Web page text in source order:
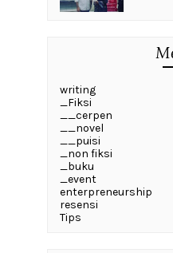
writing
_Fiksi
__cerpen
__novel
__puisi
_non fiksi
_buku
_event
enterpreneurship
resensi
Tips